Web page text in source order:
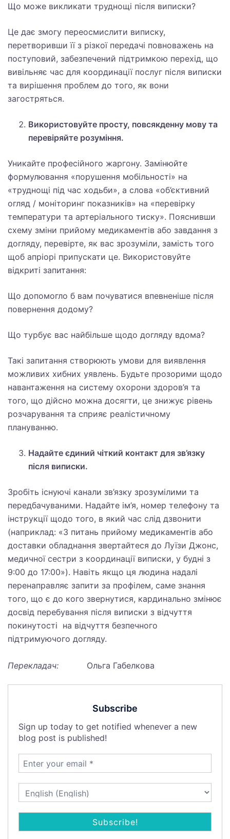
Що може викликати труднощі після виписки?
Це дає змогу переосмислити виписку,
перетворивши її з різкої передачі повноважень на
поступовий, забезпечений підтримкою перехід, що
вивільняє час для координації послуг після виписки
та вирішення проблем до того, як вони
загостряться.
Використовуйте просту, повсякденну мову та
перевіряйте розуміння.
Уникайте професійного жаргону. Замінюйте
формулювання «порушення мобільності» на
«труднощі під час ходьби», а слова «об’єктивний
огляд / моніторинг показників» на «перевірку
температури та артеріального тиску». Пояснивши
схему зміни прийому медикаментів або завдання з
догляду, перевірте, як вас зрозуміли, замість того
щоб апріорі припускати це. Використовуйте
відкриті запитання:
Що допомогло б вам почуватися впевненіше після
повернення додому?
Що турбує вас найбільше щодо догляду вдома?
Такі запитання створюють умови для виявлення
можливих хибних уявлень. Будьте прозорими щодо
навантаження на систему охорони здоров’я та
того, що дійсно можна досягти, це знижує рівень
розчарування та сприяє реалістичному
плануванню.
Надайте єдиний чіткий контакт для зв’язку
після виписки.
Зробіть існуючі канали зв’язку зрозумілими та
передбачуваними. Надайте ім’я, номер телефону та
інструкції щодо того, в який час слід дзвонити
(наприклад: «З питань прийому медикаментів або
доставки обладнання звертайтеся до Луїзи Джонс,
медичної сестри з координації виписки, у будні з
9:00 до 17:00»). Навіть якщо ця людина надалі
перенаправляє запити за профілем, саме знання
того, що є до кого звернутися, кардинально змінює
досвід перебування після виписки з відчуття
покинутості на відчуття безпечного
підтримуючого догляду.
Перекладач: Ольга Габелкова
Subscribe
Sign up today to get notified whenever a new
blog post is published!